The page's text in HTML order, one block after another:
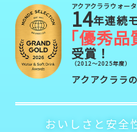
アクアクララウォー
14年連続
「優秀
受賞！
（2012～2025年度）
アクアクララ
おいしさと安全